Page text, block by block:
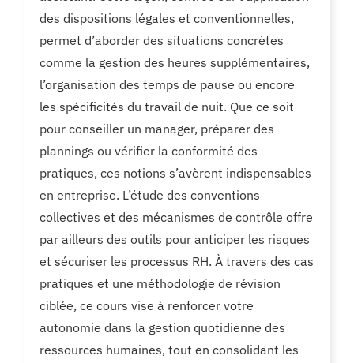
des dispositions légales et conventionnelles,
permet d’aborder des situations concrètes
comme la gestion des heures supplémentaires,
l’organisation des temps de pause ou encore
les spécificités du travail de nuit. Que ce soit
pour conseiller un manager, préparer des
plannings ou vérifier la conformité des
pratiques, ces notions s’avèrent indispensables
en entreprise. L’étude des conventions
collectives et des mécanismes de contrôle offre
par ailleurs des outils pour anticiper les risques
et sécuriser les processus RH. À travers des cas
pratiques et une méthodologie de révision
ciblée, ce cours vise à renforcer votre
autonomie dans la gestion quotidienne des
ressources humaines, tout en consolidant les